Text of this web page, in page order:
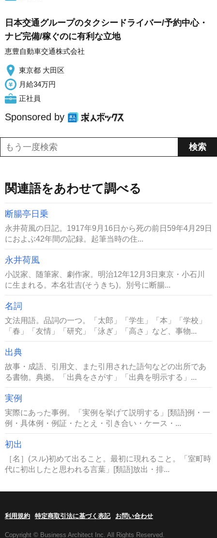
日本交通グループのタクシードライバー/予約中心・
ナビ完備/稼ぐのに有利な立地
恵豊自動車交通株式会社
東京都 大田区
月給34万円
正社員
Sponsored by
関連語をあわせて調べる
断腸亭日乗
永井荷風の日記。1917年9月16日から死の前日59年4月29日
におよぶ42年間の記録。起筆当時の住...
永井荷風
小説家、随筆家、劇作家。明治12年12月3日東京・小石川
に生まれる。本名壮吉(そうきち)。別号に断腸...
名詞
文法用語。品詞の一つ。「太郎」「学生」「本」「学校」
「春」「友情」「研究」「泳ぎ」「高さ」など、事物...
出典
故事・成語、引用文、また引用された語句などの出所であ
る書物。典拠。「出典をさがす」「出典を明示する」...
実例
実際にあった事例。「実例を挙げて説明する」[類語]例・一
例・具体例・例証・たとえ・引き合い・ケース・...
初出
［名］(スル)初めて出ること。最初に現れること。「室町時
代に初出したと思われる言葉」[類語]放出・排...
利用規約 特定商取引法に基づく表記 お問い合わせ
Copyright © Business Architect Inc. All Rights Reserved.